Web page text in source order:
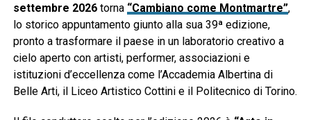
settembre 2026torna “Cambiano come Montmartre”,
lo storico appuntamento giunto alla sua 39ª edizione,
pronto a trasformare il paese in un laboratorio creativo a
cielo aperto con artisti, performer, associazioni e
istituzioni d’eccellenza come l’Accademia Albertina di
Belle Arti, il Liceo Artistico Cottini e il Politecnico di Torino.